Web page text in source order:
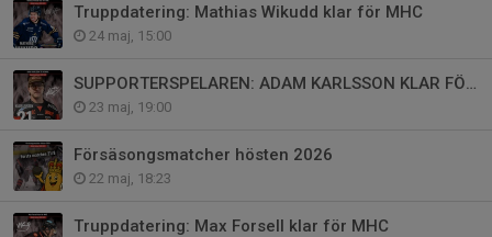
Truppdatering: Mathias Wikudd klar för MHC
24 maj, 15:00
SUPPORTERSPELAREN: ADAM KARLSSON KLAR FÖR MHC!
23 maj, 19:00
Försäsongsmatcher hösten 2026
22 maj, 18:23
Truppdatering: Max Forsell klar för MHC